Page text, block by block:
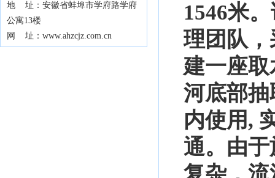
地 址：安徽省蚌埠市学府路学府
公寓13楼
网 址：www.ahzcjz.com.cn
1546米
理团队
建一座
河底部
内使用,
通。由